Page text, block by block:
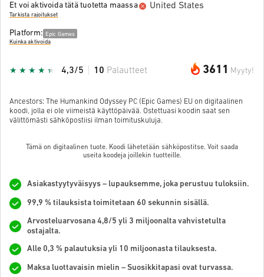
Et voi aktivoida tätä tuotetta maassa United States
Tarkista rajoitukset
Platform: Epic Games
Kuinka aktivoida
3611 Myyty!
4,3/5 10 Palautteet
Ancestors: The Humankind Odyssey PC (Epic Games) EU on digitaalinen
koodi, jolla ei ole viimeistä käyttöpäivää. Ostettuasi koodin saat sen
välittömästi sähköpostiisi ilman toimituskuluja.
Tämä on digitaalinen tuote. Koodi lähetetään sähköpostitse. Voit saada
useita koodeja joillekin tuotteille.
Asiakastyytyväisyys – lupauksemme, joka perustuu tuloksiin.
99,9 % tilauksista toimitetaan 60 sekunnin sisällä.
Arvosteluarvosana 4,8/5 yli 3 miljoonalta vahvistetulta
ostajalta.
Alle 0,3 % palautuksia yli 10 miljoonasta tilauksesta.
Maksa luottavaisin mielin – Suosikkitapasi ovat turvassa.